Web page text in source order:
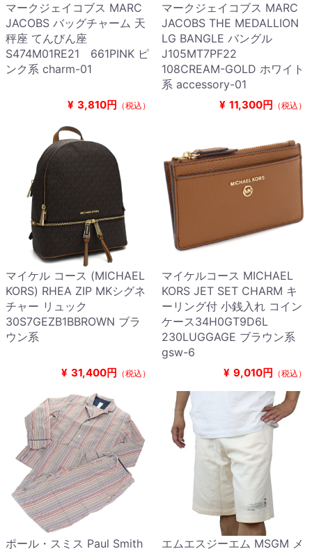
マークジェイコブス MARC
JACOBS バッグチャーム 天
秤座 てんびん座
S474M01RE21 661PINK ピ
ンク系 charm-01
¥ 3,810円 （税込）
マークジェイコブス MARC
JACOBS THE MEDALLION
LG BANGLE バングル
J105MT7PF22
108CREAM-GOLD ホワイト
系 accessory-01
¥ 11,300円 （税込）
マイケル コース (MICHAEL
KORS) RHEA ZIP MKシグネ
チャー リュック
30S7GEZB1BBROWN ブラ
ウン系
¥ 31,400円 （税込）
マイケルコース MICHAEL
KORS JET SET CHARM キ
ーリング付 小銭入れ コイン
ケース34H0GT9D6L
230LUGGAGE ブラウン系
gsw-6
¥ 9,010円 （税込）
ポール・スミス Paul Smith エムエスジーエム MSGM メ